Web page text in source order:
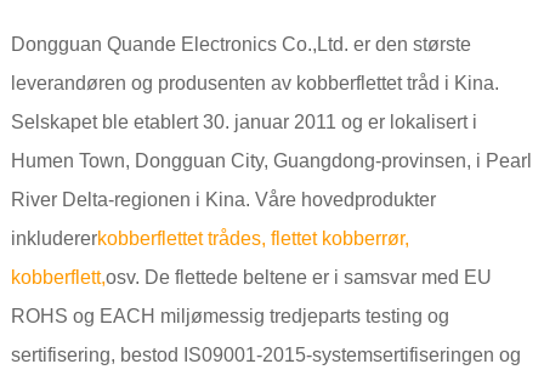
Dongguan Quande Electronics Co.,Ltd. er den største
leverandøren og produsenten av kobberflettet tråd i Kina.
Selskapet ble etablert 30. januar 2011 og er lokalisert i
Humen Town, Dongguan City, Guangdong-provinsen, i Pearl
River Delta-regionen i Kina. Våre hovedprodukter
inkludererkobberflettet trådes, flettet kobberrør,
kobberflett,osv. De flettede beltene er i samsvar med EU
ROHS og EACH miljømessig tredjeparts testing og
sertifisering, bestod IS09001-2015-systemsertifiseringen og